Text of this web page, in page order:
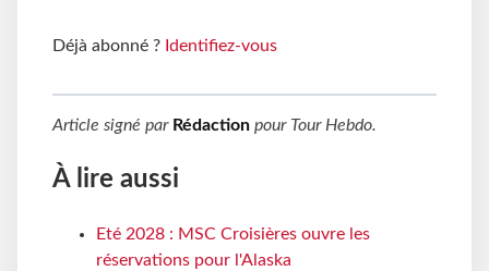
Déjà abonné ? Identifiez-vous
Article signé par Rédaction pour Tour Hebdo.
À lire aussi
Eté 2028 : MSC Croisières ouvre les
réservations pour l'Alaska